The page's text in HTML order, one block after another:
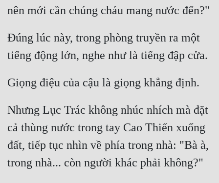
Nữ Cường
Nữ Phụ
Phong Thủy - Tâm Linh
Quan Trường
Quân Sự
Sảng Văn
nên mới cần chúng cháu mang nước đến?"
Đúng lúc này, trong phòng truyền ra một
tiếng động lớn, nghe như là tiếng đập cửa.
Giọng điệu của cậu là giọng khẳng định.
Nhưng Lục Trác không nhúc nhích mà đặt
cả thùng nước trong tay Cao Thiến xuống
đất, tiếp tục nhìn về phía trong nhà: "Bà à,
trong nhà... còn người khác phải không?"